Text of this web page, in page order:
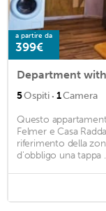
a partire da
399€
Department
5Ospiti · 1Camera
Questo
Felmer e Casa
riferimento della
d'obbligo una tappa